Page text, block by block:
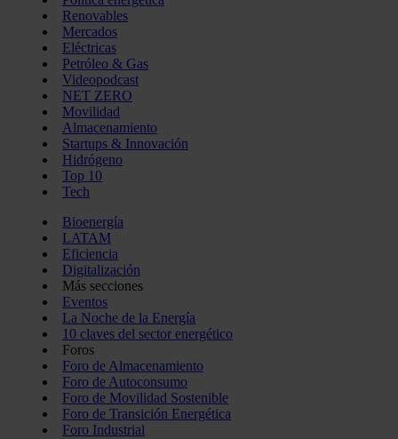
Renovables
Mercados
Eléctricas
Petróleo & Gas
Videopodcast
NET ZERO
Movilidad
Almacenamiento
Startups & Innovación
Hidrógeno
Top 10
Tech
Bioenergía
LATAM
Eficiencia
Digitalización
Más secciones
Eventos
La Noche de la Energía
10 claves del sector energético
Foros
Foro de Almacenamiento
Foro de Autoconsumo
Foro de Movilidad Sostenible
Foro de Transición Energética
Foro Industrial